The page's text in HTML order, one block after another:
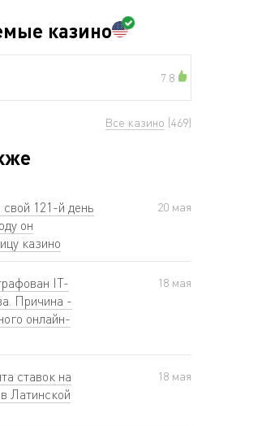
казино
7.8
Все казино (469)
121-й день
он
казино
20 мая
IT-
Причина -
онлайн-
18 мая
ставок на
Латинской
18 мая